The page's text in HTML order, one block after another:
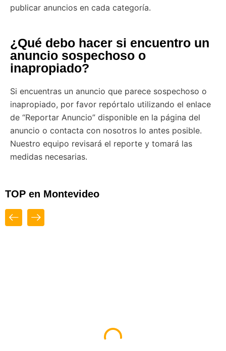
TOP en Montevideo
publicar anuncios en cada categoría.
¿Qué debo hacer si encuentro un
anuncio sospechoso o
inapropiado?
Si encuentras un anuncio que parece sospechoso o
inapropiado, por favor repórtalo utilizando el enlace
de “Reportar Anuncio” disponible en la página del
anuncio o contacta con nosotros lo antes posible.
Nuestro equipo revisará el reporte y tomará las
medidas necesarias.